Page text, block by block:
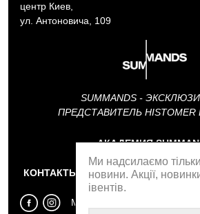
центр Киев,
ул. Антоновича, 109
SUMMANDS -
ПРЕДСТАВИТЕЛЬ HISTOMER
АКАДЕМИЯ
КОНТАКТЫ
МЫ В СОЦСЕТЯХ
Ми надсилаємо
новини. Акції,
івентів.